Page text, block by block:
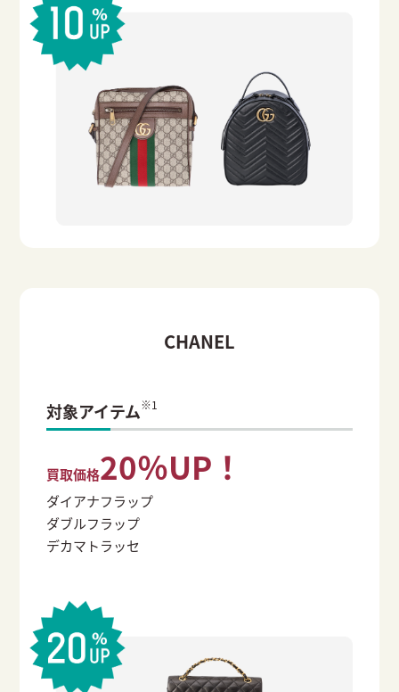
CHANEL
対象アイテム※1
買取価格20％UP！
ダイアナフラップ
ダブルフラップ
デカマトラッセ